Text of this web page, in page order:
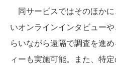
同サービスではそのほか
いオンラインインタビュー
らいながら遠隔で調査を進
ィーも実施可能。また、特